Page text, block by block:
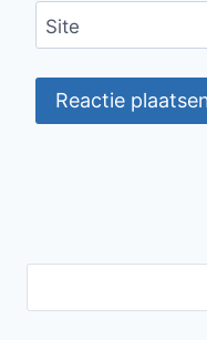
Site